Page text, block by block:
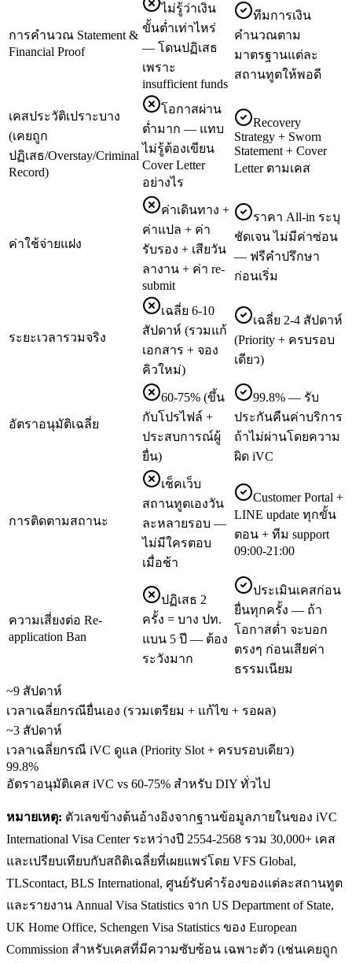
การคำนวณ Statement &
Financial Proof
ไม่รู้ว่าเงิน
ขั้นต่ำเท่าไหร่
— โดนปฏิเสธ
เพราะ
insufficient funds
ทีมการเงิน
คำนวณตาม
มาตรฐานแต่ละ
สถานทูตให้พอดี
เคสประวัติเปราะบาง
(เคยถูก
ปฏิเสธ/Overstay/Criminal
Record)
โอกาสผ่าน
ต่ำมาก — แทบ
ไม่รู้ต้องเขียน
Cover Letter
อย่างไร
Recovery
Strategy + Sworn
Statement + Cover
Letter ตามเคส
ค่าใช้จ่ายแฝง
ค่าเดินทาง +
ค่าแปล + ค่า
รับรอง + เสียวัน
ลางาน + ค่า re-
submit
ราคา All-in ระบุ
ชัดเจน ไม่มีค่าซ่อน
— ฟรีคำปรึกษา
ก่อนเริ่ม
ระยะเวลารวมจริง
เฉลี่ย 6-10
สัปดาห์ (รวมแก้
เอกสาร + จอง
คิวใหม่)
เฉลี่ย 2-4 สัปดาห์
(Priority + ครบรอบ
เดียว)
อัตราอนุมัติเฉลี่ย
60-75% (ขึ้น
กับโปรไฟล์ +
ประสบการณ์ผู้
ยื่น)
99.8% — รับ
ประกันคืนค่าบริการ
ถ้าไม่ผ่านโดยความ
ผิด iVC
การติดตามสถานะ
เช็คเว็บ
สถานทูตเองวัน
ละหลายรอบ —
ไม่มีใครตอบ
เมื่อช้า
Customer Portal +
LINE update ทุกขั้น
ตอน + ทีม support
09:00-21:00
ความเสี่ยงต่อ Re-
application Ban
ปฏิเสธ 2
ครั้ง = บาง ปท.
แบน 5 ปี — ต้อง
ระวังมาก
ประเมินเคสก่อน
ยื่นทุกครั้ง — ถ้า
โอกาสต่ำ จะบอก
ตรงๆ ก่อนเสียค่า
ธรรมเนียม
~9 สัปดาห์
เวลาเฉลี่ยกรณียื่นเอง (รวมเตรียม + แก้ไข + รอผล)
~3 สัปดาห์
เวลาเฉลี่ยกรณี iVC ดูแล (Priority Slot + ครบรอบเดียว)
99.8%
อัตราอนุมัติเคส iVC vs 60-75% สำหรับ DIY ทั่วไป
หมายเหตุ: ตัวเลขข้างต้นอ้างอิงจากฐานข้อมูลภายในของ iVC
International Visa Center ระหว่างปี 2554-2568 รวม 30,000+ เคส
และเปรียบเทียบกับสถิติเฉลี่ยที่เผยแพร่โดย VFS Global,
TLScontact, BLS International, ศูนย์รับคำร้องของแต่ละสถานทูต
และรายงาน Annual Visa Statistics จาก US Department of State,
UK Home Office, Schengen Visa Statistics ของ European
Commission สำหรับเคสที่มีความซับซ้อน เฉพาะตัว (เช่นเคยถูก